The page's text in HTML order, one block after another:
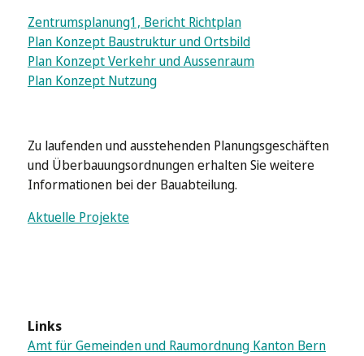
Zentrumsplanung1, Bericht Richtplan
Plan Konzept Baustruktur und Ortsbild
Plan Konzept Verkehr und Aussenraum
Plan Konzept Nutzung
Zu laufenden und ausstehenden Planungsgeschäften
und Überbauungsordnungen erhalten Sie weitere
Informationen bei der Bauabteilung.
Aktuelle Projekte
Links
Amt für Gemeinden und Raumordnung Kanton Bern